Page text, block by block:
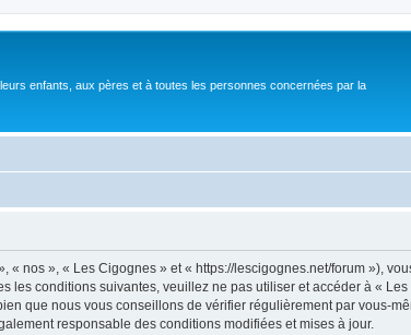
enfants, aux pères et à toutes les personnes concernées par la
nos », « Les Cigognes » et « https://lescigognes.net/forum »),
les conditions suivantes, veuillez ne pas utiliser et accéder à «
que nous vous conseillons de vérifier régulièrement par vous-
responsable des conditions modifiées et mises à jour.